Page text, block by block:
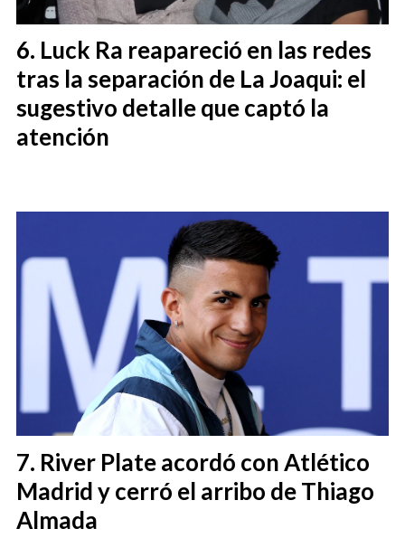
Luck Ra reapareció en las redes
tras la separación de La Joaqui: el
sugestivo detalle que captó la
atención
River Plate acordó con Atlético
Madrid y cerró el arribo de Thiago
Almada